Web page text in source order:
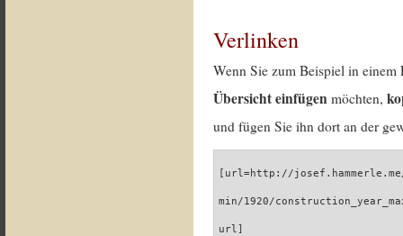
Verlinken
Wenn Sie zum Beispiel in
Übersicht einfügen möchten,
und fügen Sie ihn dort an der
[url=http://
min/1920/
url]